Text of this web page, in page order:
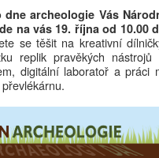
archeologie Vás
na vás 19. října od 10.00
se těšit na kreativní
replik pravěkých
digitální laboratoř a práci